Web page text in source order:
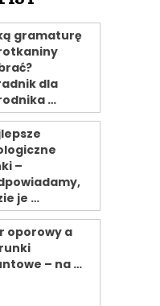
gramaturę
dla
…
–
je …
oporowy a
– na …